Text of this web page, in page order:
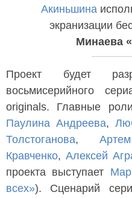
Акиньшина
экранизации
Минаева
Проект будет
восьмисерийного
originals. Главные
Паулина Андреева,
Толстоганова,
Кравченко, Алексей
проекта выступает
всех»). Сценарий